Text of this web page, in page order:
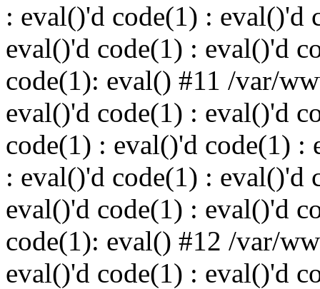
: eval()'d code(1) : eval()'d
eval()'d code(1) : eval()'d
code(1): eval() #11 /var/
eval()'d code(1) : eval()'d
code(1) : eval()'d code(1) :
: eval()'d code(1) : eval()'d
eval()'d code(1) : eval()'d
code(1): eval() #12 /var/
eval()'d code(1) : eval()'d